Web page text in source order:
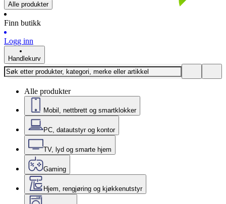
Alle produkter
Finn butikk
Logg inn
Handlekurv
Alle produkter
Mobil, nettbrett og smartklokker
PC, datautstyr og kontor
TV, lyd og smarte hjem
Gaming
Hjem, rengjøring og kjøkkenutstyr